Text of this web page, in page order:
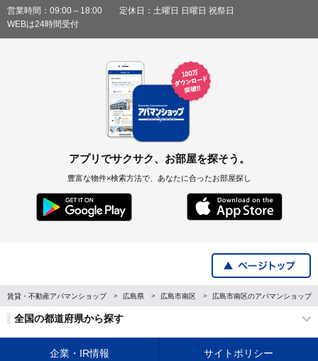
営業時間：09:00～18:00 定休日：土曜日 日曜日 祝祭日
WEBは24時間受付
アプリでサクサク、お部屋を探そう。
豊富な物件×検索方法で、あなたに合ったお部屋探し
賃貸・不動産アパマンショップ 広島県 広島市南区 広島市南区のアパマンショップ
全国の都道府県から探す
企業・IR情報 サイトポリシー